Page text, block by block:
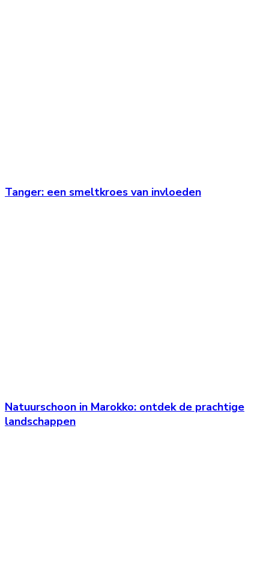
Tanger: een smeltkroes van invloeden
Natuurschoon in Marokko: ontdek de prachtige
landschappen